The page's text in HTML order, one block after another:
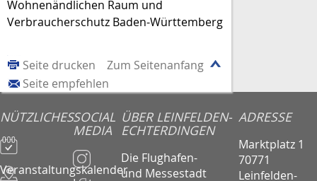
Wohnenändlichen Raum und
Verbraucherschutz Baden-Württemberg
Zum Seitenanfang
Seite drucken
Seite empfehlen
NÜTZLICHES
Veranstaltungskalender
SOCIAL
MEDIA
ÜBER LEINFELDEN-
ECHTERDINGEN
Die Flughafen-
und Messestadt
ADRESSE
Marktplatz 1
70771
Leinfelden-